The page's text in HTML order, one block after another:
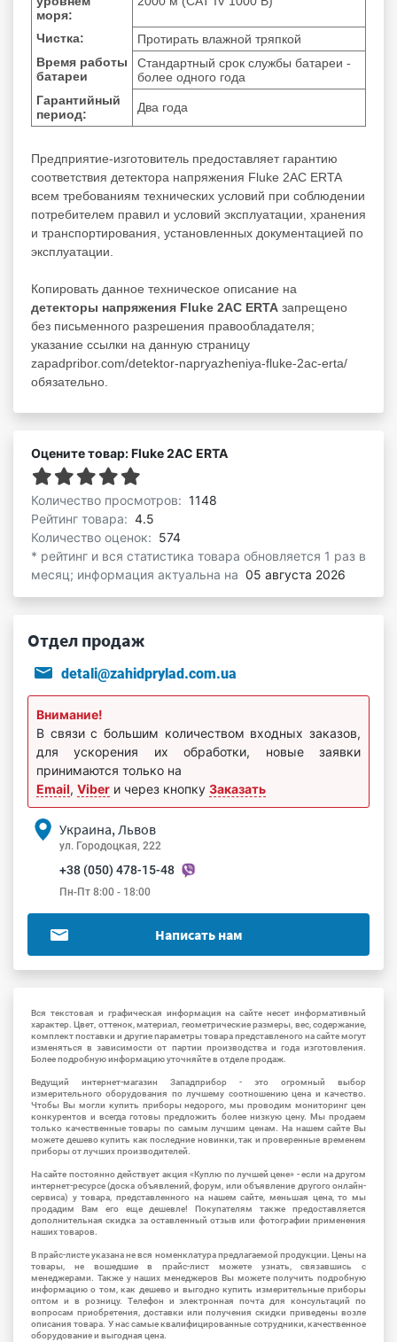
моря:
Чистка:
Протирать влажной тряпкой
Время работы
батареи
Стандартный срок службы батареи -
более одного года
Гарантийный
период:
Два года
Предприятие-изготовитель предоставляет гарантию
соответствия детектора напряжения Fluke 2AC ERTA
всем требованиям технических условий при соблюдении
потребителем правил и условий эксплуатации, хранения
и транспортирования, установленных документацией по
эксплуатации.
Копировать данное техническое описание на
детекторы напряжения Fluke 2AC ERTA запрещено
без письменного разрешения правообладателя;
указание ссылки на данную страницу
zapadpribor.com/detektor-napryazheniya-fluke-2ac-erta/
обязательно.
Оцените товар: Fluke 2AC ERTA
Количество просмотров: 1148
Рейтинг товара: 4.5
Количество оценок: 574
* рейтинг и вся статистика товара обновляется 1 раз в
месяц; информация актуальна на 05 августа 2026
Отдел продаж
detali@zahidprylad.com.ua
Внимание!
В связи с большим количеством входных заказов,
для ускорения их обработки, новые заявки
принимаются только на
Email, Viber и через кнопку Заказать
Украина, Львов
ул. Городоцкая, 222
+38 (050) 478-15-48
Пн-Пт 8:00 - 18:00
Написать нам
Вся текстовая и графическая информация на сайте несет информативный
характер. Цвет, оттенок, материал, геометрические размеры, вес, содержание,
комплект поставки и другие параметры товара представленого на сайте могут
изменяться в зависимости от партии производства и года изготовления.
Более подробную информацию уточняйте в отделе продаж.
Ведущий интернет-магазин Западприбор - это огромный выбор
измерительного оборудования по лучшему соотношению цена и качество.
Чтобы Вы могли купить приборы недорого, мы проводим мониторинг цен
конкурентов и всегда готовы предложить более низкую цену. Мы продаем
только качественные товары по самым лучшим ценам. На нашем сайте Вы
можете дешево купить как последние новинки, так и проверенные временем
приборы от лучших производителей.
На сайте постоянно действует акция «Куплю по лучшей цене» - если на другом
интернет-ресурсе (доска объявлений, форум, или объявление другого онлайн-
сервиса) у товара, представленного на нашем сайте, меньшая цена, то мы
продадим Вам его еще дешевле! Покупателям также предоставляется
дополнительная скидка за оставленный отзыв или фотографии применения
наших товаров.
В прайс-листе указана не вся номенклатура предлагаемой продукции. Цены на
товары, не вошедшие в прайс-лист можете узнать, связавшись с
менеджерами. Также у наших менеджеров Вы можете получить подробную
информацию о том, как дешево и выгодно купить измерительные приборы
оптом и в розницу. Телефон и электронная почта для консультаций по
вопросам приобретения, доставки или получения скидки приведены возле
описания товара. У нас самые квалифицированные сотрудники, качественное
оборудование и выгодная цена.